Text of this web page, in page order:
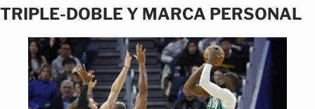
TRIPLE-DOBLE Y MARCA PERSONAL